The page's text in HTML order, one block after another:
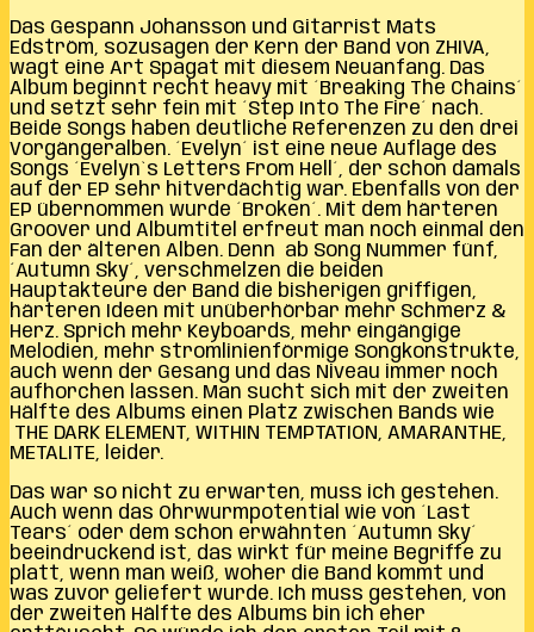
Das Gespann Johansson und Gitarrist Mats
Edström, sozusagen der Kern der Band von ZHIVA,
wagt eine Art Spagat mit diesem Neuanfang. Das
Album beginnt recht heavy mit ´Breaking The Chains´
und setzt sehr fein mit ´Step Into The Fire´ nach.
Beide Songs haben deutliche Referenzen zu den drei
Vorgängeralben. ´Evelyn´ ist eine neue Auflage des
Songs ´Evelyn`s Letters From Hell´, der schon damals
auf der EP sehr hitverdächtig war. Ebenfalls von der
EP übernommen wurde ´Broken´. Mit dem härteren
Groover und Albumtitel erfreut man noch einmal den
Fan der älteren Alben. Denn ab Song Nummer fünf,
´Autumn Sky´, verschmelzen die beiden
Hauptakteure der Band die bisherigen griffigen,
härteren Ideen mit unüberhörbar mehr Schmerz &
Herz. Sprich mehr Keyboards, mehr eingängige
Melodien, mehr stromlinienförmige Songkonstrukte,
auch wenn der Gesang und das Niveau immer noch
aufhorchen lassen. Man sucht sich mit der zweiten
Hälfte des Albums einen Platz zwischen Bands wie
THE DARK ELEMENT, WITHIN TEMPTATION, AMARANTHE,
METALITE, leider.
Das war so nicht zu erwarten, muss ich gestehen.
Auch wenn das Ohrwurmpotential wie von ´Last
Tears´ oder dem schon erwähnten ´Autumn Sky´
beeindruckend ist, das wirkt für meine Begriffe zu
platt, wenn man weiß, woher die Band kommt und
was zuvor geliefert wurde. Ich muss gestehen, von
der zweiten Hälfte des Albums bin ich eher